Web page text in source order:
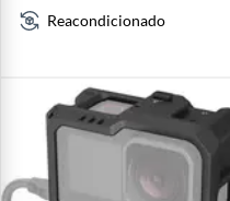
Reacondicionado